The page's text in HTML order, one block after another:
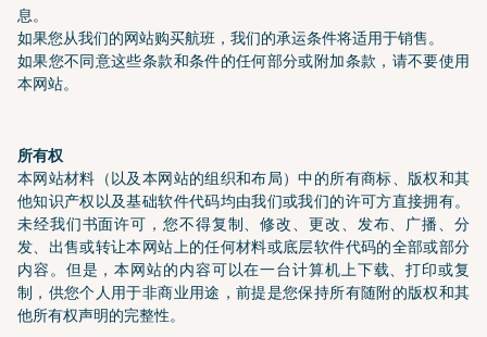
息。
如果您从我们的网站购买航班，我们的承运条件将适用于销售。
如果您不同意这些条款和条件的任何部分或附加条款，请不要使用
本网站。
所有权
本网站材料（以及本网站的组织和布局）中的所有商标、版权和其
他知识产权以及基础软件代码均由我们或我们的许可方直接拥有。
未经我们书面许可，您不得复制、修改、更改、发布、广播、分
发、出售或转让本网站上的任何材料或底层软件代码的全部或部分
内容。但是，本网站的内容可以在一台计算机上下载、打印或复
制，供您个人用于非商业用途，前提是您保持所有随附的版权和其
他所有权声明的完整性。